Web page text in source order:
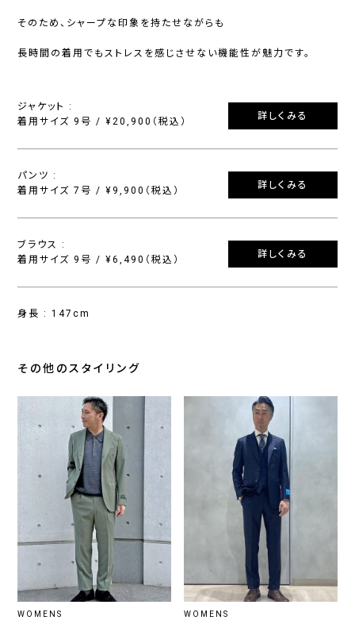
そのため、シャープな印象を持たせながらも
長時間の着用でもストレスを感じさせない機能性が魅力です。
ジャケット :
着用サイズ 9号 / ¥20,900（税込）
詳しくみる
パンツ :
着用サイズ 7号 / ¥9,900（税込）
詳しくみる
ブラウス :
着用サイズ 9号 / ¥6,490（税込）
詳しくみる
身長 : 147cm
その他のスタイリング
WOMENS WOMENS